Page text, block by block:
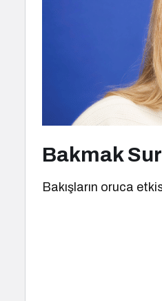
Bakmak
Bakışların oruca